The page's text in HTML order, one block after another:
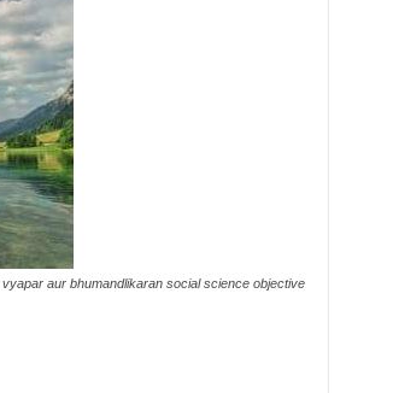
vyapar aur bhumandlikaran social science objective